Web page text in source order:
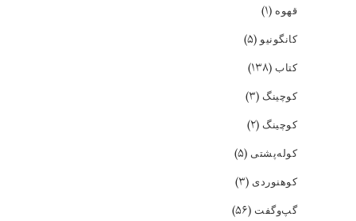
قهوه (۱)
کانگونیو (۵)
کتاب (۱۳۸)
کوچینگ (۳)
کوچینگ (۲)
کوله‌پشتی (۵)
کوهنوردی (۳)
گپ‌و‌گفت (۵۶)